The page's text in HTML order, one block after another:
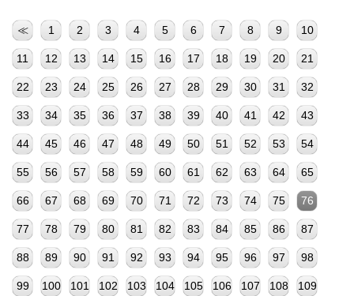
≪ 1 2 3 4 5 6 7 8 9 10
11 12 13 14 15 16 17 18 19 20 21
22 23 24 25 26 27 28 29 30 31 32
33 34 35 36 37 38 39 40 41 42 43
44 45 46 47 48 49 50 51 52 53 54
55 56 57 58 59 60 61 62 63 64 65
66 67 68 69 70 71 72 73 74 75 76
77 78 79 80 81 82 83 84 85 86 87
88 89 90 91 92 93 94 95 96 97 98
99 100 101 102 103 104 105 106 107 108 109